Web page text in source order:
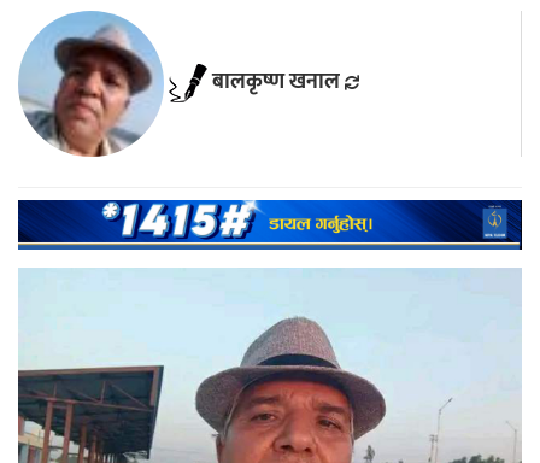
बालकृष्ण खनाल